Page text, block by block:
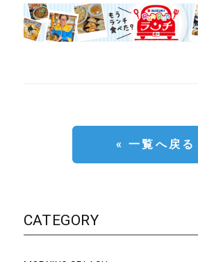
« 一覧へ戻る
CATEGORY